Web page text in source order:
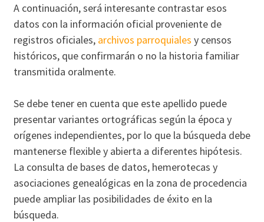
A continuación, será interesante contrastar esos
datos con la información oficial proveniente de
registros oficiales, archivos parroquiales y censos
históricos, que confirmarán o no la historia familiar
transmitida oralmente.
Se debe tener en cuenta que este apellido puede
presentar variantes ortográficas según la época y
orígenes independientes, por lo que la búsqueda debe
mantenerse flexible y abierta a diferentes hipótesis.
La consulta de bases de datos, hemerotecas y
asociaciones genealógicas en la zona de procedencia
puede ampliar las posibilidades de éxito en la
búsqueda.